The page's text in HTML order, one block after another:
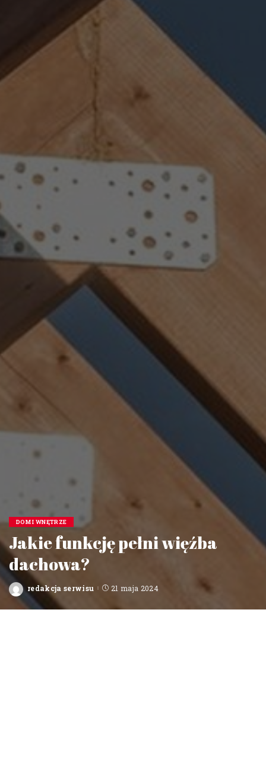
DOM I WNĘTRZE
Jakie funkcję pełni więźba
dachowa?
Posted
by
redakcja serwisu 21 maja 2024